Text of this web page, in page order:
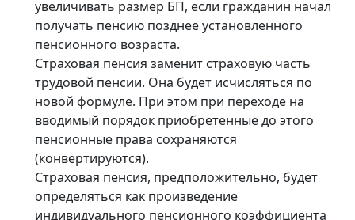
увеличивать размер БП, если гражданин начал
получать пенсию позднее установленного
пенсионного возраста.
Страховая пенсия заменит страховую часть
трудовой пенсии. Она будет исчисляться по
новой формуле. При этом при переходе на
вводимый порядок приобретенные до этого
пенсионные права сохраняются
(конвертируются).
Страховая пенсия, предположительно, будет
определяться как произведение
индивидуального пенсионного коэффициента